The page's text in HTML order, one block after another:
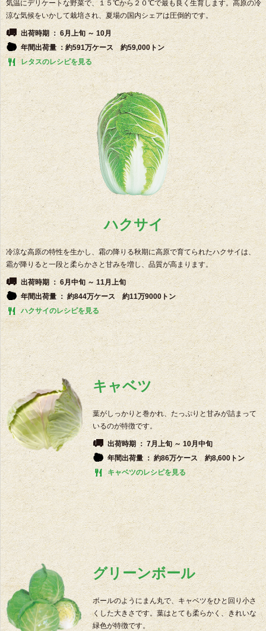
気温にデリケートな野菜で、１５℃から２０℃で最も良く生育します。高原の冷
涼な気候をいかして栽培され、夏場の国内シェアは圧倒的です。
出荷時期 ： 6月上旬 ～ 10月
年間出荷量 ：約591万ケース 約59,000トン
レタスのレシピを見る
ハクサイ
冷涼な高原の特性を生かし、霜の降りる秋期に高原で育てられたハクサイは、
霜が降りると一段と柔らかさと甘みを増し、品質が高まります。
出荷時期 ： 6月中旬 ～ 11月上旬
年間出荷量 ： 約844万ケース 約11万9000トン
ハクサイのレシピを見る
キャベツ
葉がしっかりと巻かれ、たっぷりと甘みが詰まって
いるのが特徴です。
出荷時期 ： 7月上旬 ～ 10月中旬
年間出荷量 ： 約86万ケース 約8,600トン
キャベツのレシピを見る
グリーンボール
ボールのようにまん丸で、キャベツをひと回り小さ
くした大きさです。葉はとても柔らかく、きれいな
緑色が特徴です。